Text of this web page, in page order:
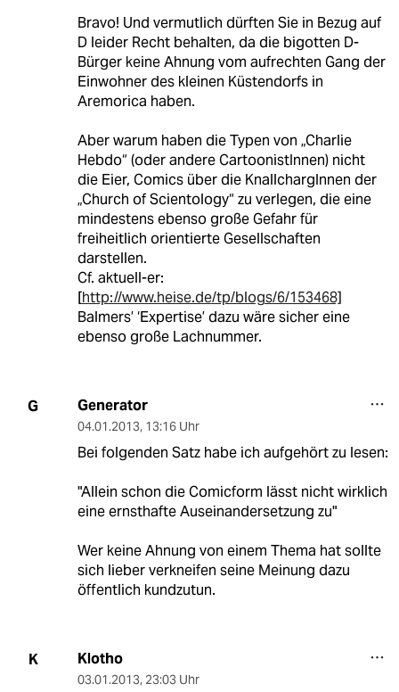
Bravo! Und vermutlich dürften Sie in Bezug auf
D leider Recht behalten, da die bigotten D-
Bürger keine Ahnung vom aufrechten Gang der
Einwohner des kleinen Küstendorfs in
Aremorica haben.
Aber warum haben die Typen von „Charlie
Hebdo“ (oder andere CartoonistInnen) nicht
die Eier, Comics über die KnallchargInnen der
„Church of Scientology“ zu verlegen, die eine
mindestens ebenso große Gefahr für
freiheitlich orientierte Gesellschaften
darstellen.
Cf. aktuell-er:
[http://www.heise.de/tp/blogs/6/153468]
Balmers’ ‘Expertise’ dazu wäre sicher eine
ebenso große Lachnummer.
G Generator
04.01.2013, 13:16 Uhr
Bei folgenden Satz habe ich aufgehört zu lesen:
"Allein schon die Comicform lässt nicht wirklich
eine ernsthafte Auseinandersetzung zu"
Wer keine Ahnung von einem Thema hat sollte
sich lieber verkneifen seine Meinung dazu
öffentlich kundzutun.
K Klotho
03.01.2013, 23:03 Uhr